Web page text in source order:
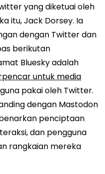
yang diketuai oleh
itu, Jack Dorsey. Ia
dengan Twitter dan
berikutan
Bluesky adalah
untuk media
pakai oleh Twitter.
dengan Mastodon
penciptaan
dan pengguna
rangkaian mereka